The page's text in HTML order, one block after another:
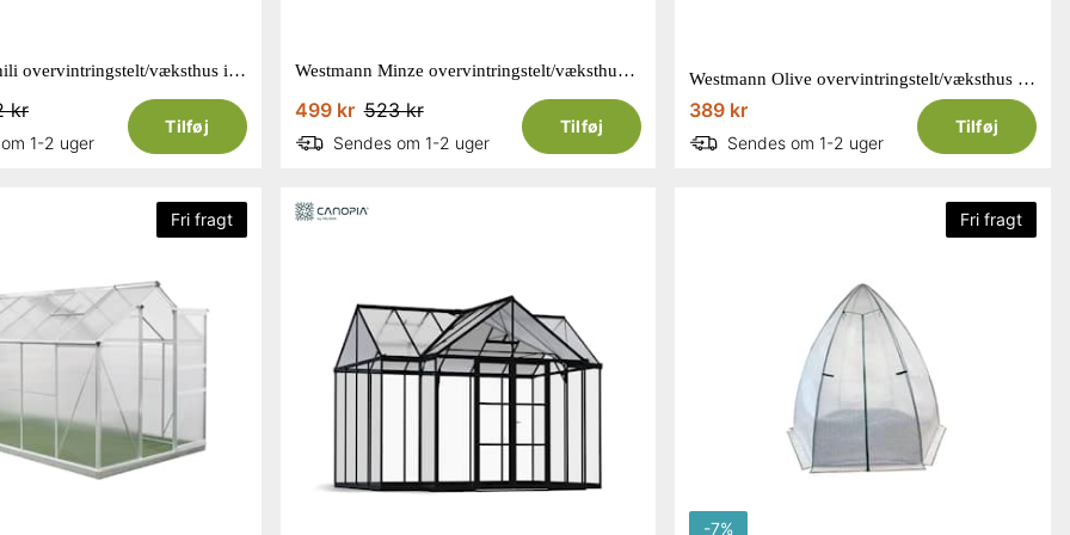
Westmann Chili overvintringstelt/væksthus i hvid 120 x 120 x 180 cm
kr
1-2 uger
Tilføj
Westmann Minze overvintringstelt/væksthus i hvid 200 x 200 x 200 cm
499 kr 523 kr
Sendes om 1-2 uger
Tilføj
Westmann Olive overvintringstelt/væksthus i hvid 160 x 160 x 183 cm
389 kr
Sendes om 1-2 uger
Tilføj
Fri fragt Fri fragt
-7%